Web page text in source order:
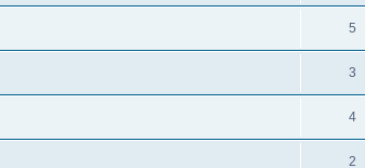
5
3
4
2